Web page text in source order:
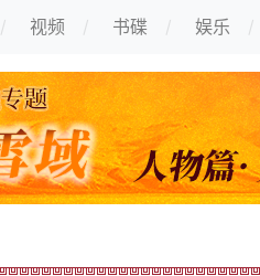
视频 书碟 娱乐